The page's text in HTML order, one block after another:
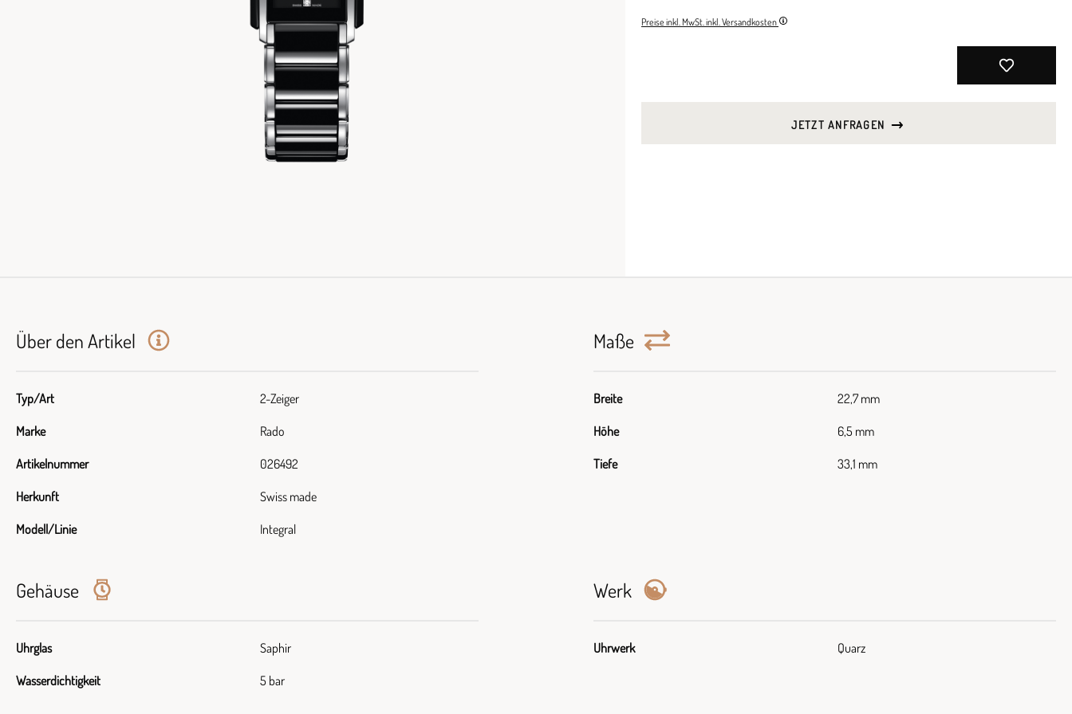
Preise inkl. MwSt. inkl. Versandkosten
JETZT ANFRAGEN
Über den Artikel
Typ/Art 2-Zeiger
Marke Rado
Artikelnummer 026492
Herkunft Swiss made
Modell/Linie Integral
Maße
Breite 22,7 mm
Höhe 6,5 mm
Tiefe 33,1 mm
Gehäuse
Uhrglas Saphir
Wasserdichtigkeit 5 bar
Werk
Uhrwerk Quarz